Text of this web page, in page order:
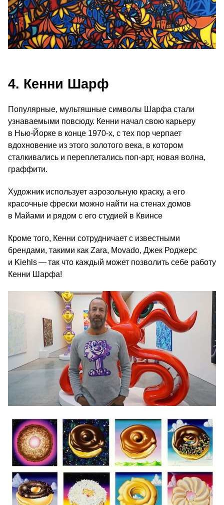
4. Кенни Шарф
Популярные, мультяшные символы Шарфа стали
узнаваемыми повсюду. Кенни начал свою карьеру
в Нью-Йорке в конце 1970‑х, с тех пор черпает
вдохновение из этого золотого века, в котором
сталкивались и переплетались поп-арт, новая волна,
граффити.
Художник использует аэрозольную краску, а его
красочные фрески можно найти на стенах домов
в Майами и рядом с его студией в Квинсе
Кроме того, Кенни сотрудничает с известными
брендами, такими как Zara, Movado, Джек Роджерс
и Kiehls — так что каждый может позволить себе работу
Кенни Шарфа!